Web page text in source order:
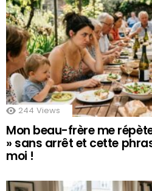
244 Views
Mon beau-frère me
» sans arrêt et cette
moi !